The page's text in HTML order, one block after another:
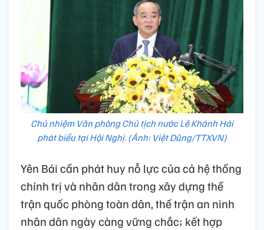
Chủ nhiệm Văn phòng Chủ tịch nước Lê Khánh Hải
phát biểu tại Hội Nghị. (Ảnh: Việt Dũng/TTXVN)
Yên Bái cần phát huy nỗ lực của cả hệ thống
chính trị và nhân dân trong xây dựng thế
trận quốc phòng toàn dân, thế trận an ninh
nhân dân ngày càng vững chắc; kết hợp